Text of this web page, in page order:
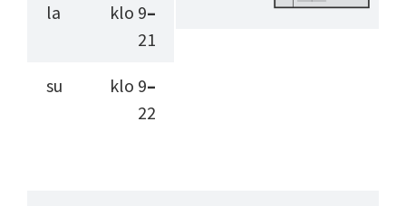
la klo 9–
21
su klo 9–
22